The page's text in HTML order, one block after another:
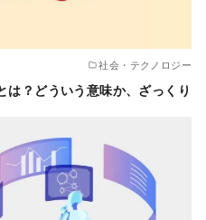
社会・テクノロジー
？どういう意味か、ざっくり